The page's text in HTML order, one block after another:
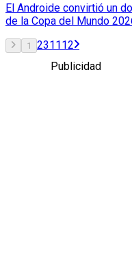
El Androide convirtió un
de la Copa del Mundo
1 231112
Publicidad